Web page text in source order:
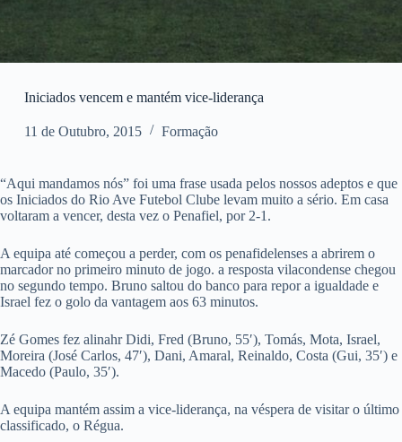
Iniciados vencem e mantém vice-liderança
11 de Outubro, 2015 Formação
“Aqui mandamos nós” foi uma frase usada pelos nossos adeptos e que
os Iniciados do Rio Ave Futebol Clube levam muito a sério. Em casa
voltaram a vencer, desta vez o Penafiel, por 2-1.
A equipa até começou a perder, com os penafidelenses a abrirem o
marcador no primeiro minuto de jogo. a resposta vilacondense chegou
no segundo tempo. Bruno saltou do banco para repor a igualdade e
Israel fez o golo da vantagem aos 63 minutos.
Zé Gomes fez alinahr Didi, Fred (Bruno, 55′), Tomás, Mota, Israel,
Moreira (José Carlos, 47′), Dani, Amaral, Reinaldo, Costa (Gui, 35′) e
Macedo (Paulo, 35′).
A equipa mantém assim a vice-liderança, na véspera de visitar o último
classificado, o Régua.